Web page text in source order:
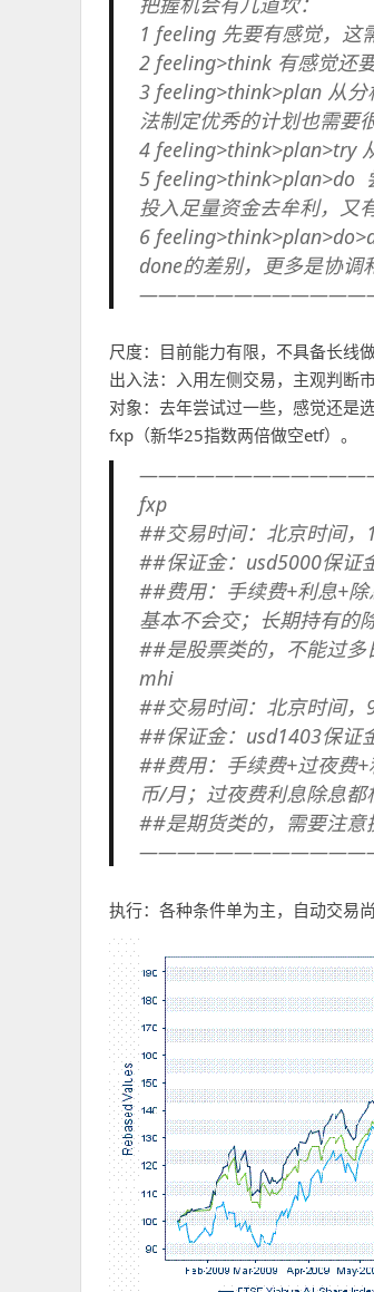
1 feeling 先要有感觉，这
2 feeling>think 有感觉还
3 feeling>think>plan 从
法制定优秀的计划也需要
4 feeling>think>plan>try
5 feeling>think>plan>do
投入足量资金去牟利，又
6
done的差别，更多是协调
尺度：目前能力有限，不具备长线
出入法：入用左侧交易，主观判断
对象：去年尝试过一些，感觉还是
fxp（新华25指数两倍做空etf）。
fxp
##交易时间：北京时间，
##保证金：usd5000保证
##费用：手续费+利息+除
基本不会交；长期持有的
##是股票类的，不能过多
mhi
##交易时间：北京时间，
##保证金：usd1403保证
##费用：手续费+过夜费
币/月；过夜费利息除息都
##是期货类的，需要注意
执行：各种条件单为主，自动交易